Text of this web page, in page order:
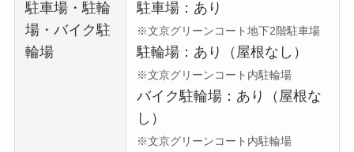
駐車場・駐輪
場・バイク駐
輪場
駐車場：あり
※文京グリーンコート地下2階駐車場
駐輪場：あり（屋根なし）
※文京グリーンコート内駐輪場
バイク駐輪場：あり（屋根な
し）
※文京グリーンコート内駐輪場